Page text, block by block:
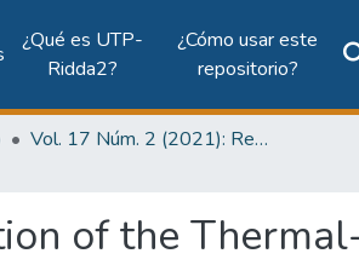
¿Qué es UTP-
Ridda2?
¿Cómo usar este
repositorio?
Vol. 17 Núm. 2 (2021): Revista de I+D Tecnológico
of the